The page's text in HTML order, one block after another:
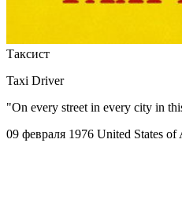
Таксист
Taxi Driver
"On every street in every city in
09 февраля 1976 United States of